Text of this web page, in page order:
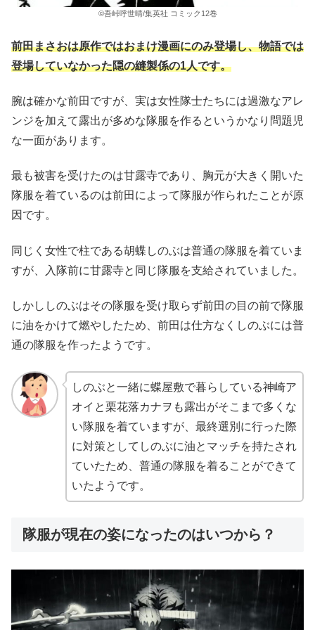
©吾峠呼世晴/集英社 コミック12巻
前田まさおは原作ではおまけ漫画にのみ登場し、物語では
登場していなかった隠の縫製係の1人です。
腕は確かな前田ですが、実は女性隊士たちには過激なアレ
ンジを加えて露出が多めな隊服を作るというかなり問題児
な一面があります。
最も被害を受けたのは甘露寺であり、胸元が大きく開いた
隊服を着ているのは前田によって隊服が作られたことが原
因です。
同じく女性で柱である胡蝶しのぶは普通の隊服を着ていま
すが、入隊前に甘露寺と同じ隊服を支給されていました。
しかししのぶはその隊服を受け取らず前田の目の前で隊服
に油をかけて燃やしたため、前田は仕方なくしのぶには普
通の隊服を作ったようです。
しのぶと一緒に蝶屋敷で暮らしている神崎ア
オイと栗花落カナヲも露出がそこまで多くな
い隊服を着ていますが、最終選別に行った際
に対策としてしのぶに油とマッチを持たされ
ていたため、普通の隊服を着ることができて
いたようです。
隊服が現在の姿になったのはいつから？